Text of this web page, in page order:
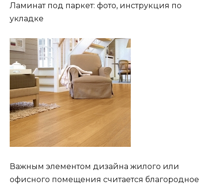
Ламинат под паркет: фото, инструкция по
укладке
Важным элементом дизайна жилого или
офисного помещения считается благородное